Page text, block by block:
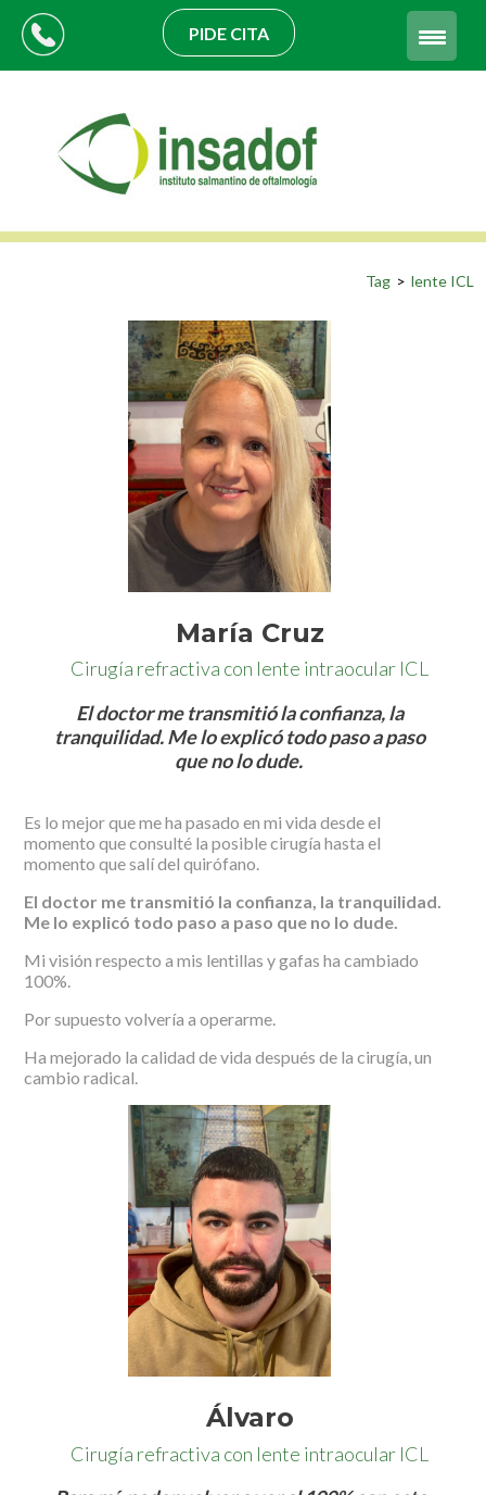
PIDE CITA
Tag > lente ICL
María Cruz
Cirugía refractiva con lente intraocular ICL
El doctor me transmitió la confianza, la
tranquilidad. Me lo explicó todo paso a paso
que no lo dude.
Es lo mejor que me ha pasado en mi vida desde el
momento que consulté la posible cirugía hasta el
momento que salí del quirófano.
El doctor me transmitió la confianza, la tranquilidad.
Me lo explicó todo paso a paso que no lo dude.
Mi visión respecto a mis lentillas y gafas ha cambiado
100%.
Por supuesto volvería a operarme.
Ha mejorado la calidad de vida después de la cirugía, un
cambio radical.
Álvaro
Cirugía refractiva con lente intraocular ICL